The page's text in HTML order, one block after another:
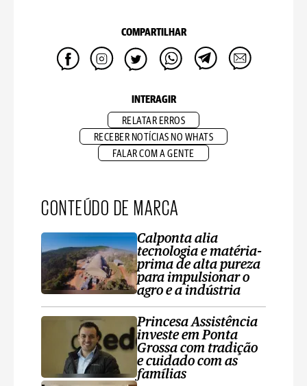
COMPARTILHAR
INTERAGIR
RELATAR ERROS
RECEBER NOTÍCIAS NO WHATS
FALAR COM A GENTE
CONTEÚDO DE MARCA
Calponta alia
tecnologia e matéria-
prima de alta pureza
para impulsionar o
agro e a indústria
Princesa Assistência
investe em Ponta
Grossa com tradição
e cuidado com as
famílias